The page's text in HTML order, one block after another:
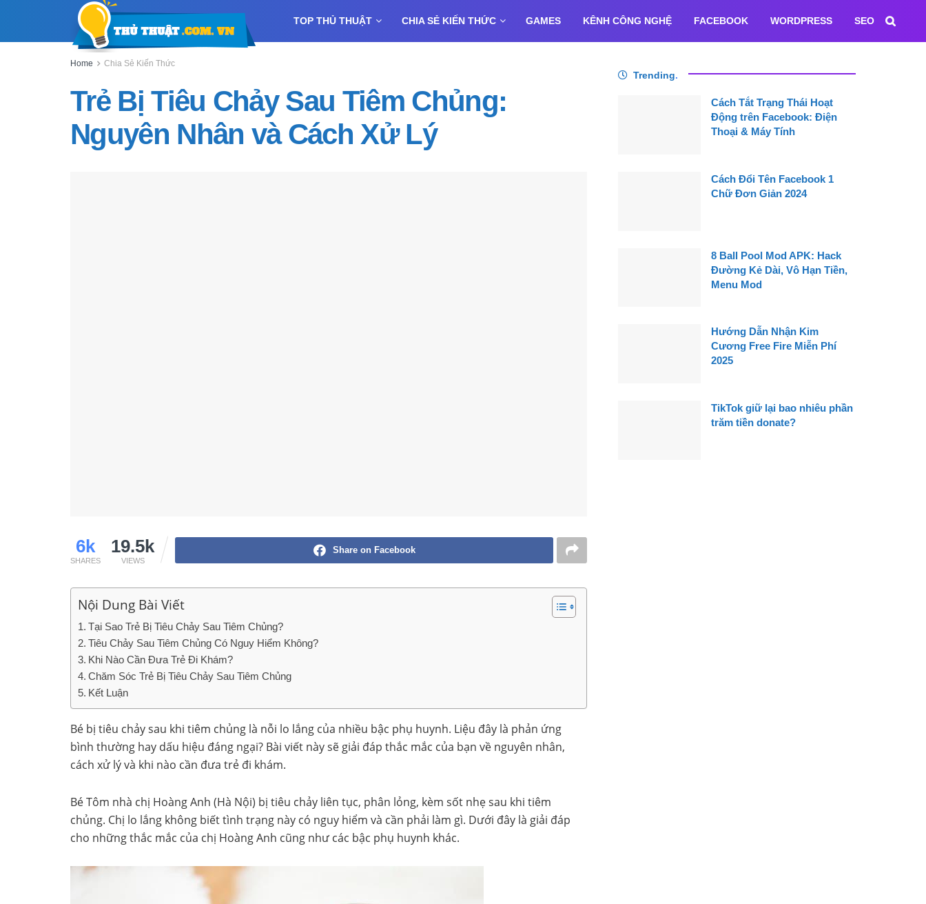
TOP THỦ THUẬT CHIA SẺ KIẾN THỨC GAMES KÊNH CÔNG NGHỆ FACEBOOK WORDPRESS SEO
Home Chia Sẻ Kiến Thức
Trẻ Bị Tiêu Chảy Sau Tiêm Chủng:
Nguyên Nhân và Cách Xử Lý
6k
SHARES
19.5k
VIEWS
Share on Facebook
Nội Dung Bài Viết
Tại Sao Trẻ Bị Tiêu Chảy Sau Tiêm Chủng?
Tiêu Chảy Sau Tiêm Chủng Có Nguy Hiểm Không?
Khi Nào Cần Đưa Trẻ Đi Khám?
Chăm Sóc Trẻ Bị Tiêu Chảy Sau Tiêm Chủng
Kết Luận
Bé bị tiêu chảy sau khi tiêm chủng là nỗi lo lắng của nhiều bậc phụ huynh. Liệu đây là phản ứng
bình thường hay dấu hiệu đáng ngại? Bài viết này sẽ giải đáp thắc mắc của bạn về nguyên nhân,
cách xử lý và khi nào cần đưa trẻ đi khám.
Bé Tôm nhà chị Hoàng Anh (Hà Nội) bị tiêu chảy liên tục, phân lỏng, kèm sốt nhẹ sau khi tiêm
chủng. Chị lo lắng không biết tình trạng này có nguy hiểm và cần phải làm gì. Dưới đây là giải đáp
cho những thắc mắc của chị Hoàng Anh cũng như các bậc phụ huynh khác.
Trending.
Cách Tắt Trạng Thái Hoạt
Động trên Facebook: Điện
Thoại & Máy Tính
Cách Đổi Tên Facebook 1
Chữ Đơn Giản 2024
8 Ball Pool Mod APK: Hack
Đường Kẻ Dài, Vô Hạn Tiền,
Menu Mod
Hướng Dẫn Nhận Kim
Cương Free Fire Miễn Phí
2025
TikTok giữ lại bao nhiêu phần
trăm tiền donate?